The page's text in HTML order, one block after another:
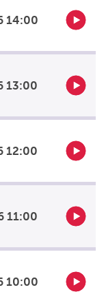
14:00
13:00
12:00
11:00
10:00